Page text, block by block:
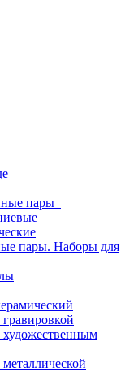
пары
пары. Наборы для